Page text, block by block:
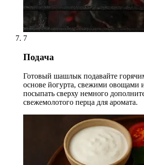
7
Подача
Готовый шашлык подавайте
основе йогурта, свежими
посыпать сверху немного
свежемолотого перца для аромата.